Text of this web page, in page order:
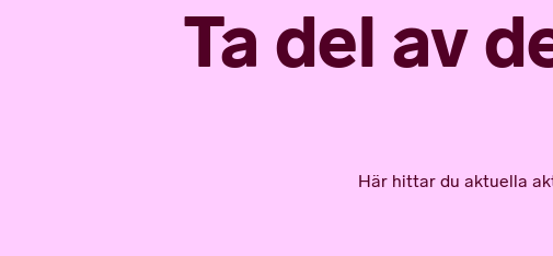
Ta del av
Här hittar du aktuella